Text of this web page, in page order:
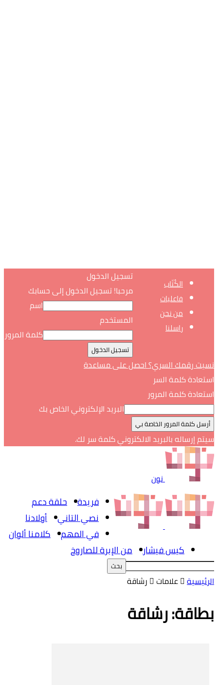
الكُتّاب
فاعليات
من نحن
راسلنا
تسجيل الدخول
مرحبا! تسجيل الدخول إلى حسابك
اسم
المستخدم
كلمة المرور
نسيت رقمك السري؟ احصل على مساعدة
استعادة كلمة السر
استعادة كلمة المرور
البريد الإلكتروني الخاص بك
سيتم إرساله بالبريد الالكتروني كلمة سر لك.
نون
فريدة
حلقة دعم
نصي التاني
أولادنا
في المهم
كلامنا ألوان
كيس فيشار
من الإبرة للصاروخ
الرئيسية علامات رشاقة
بطاقة: رشاقة